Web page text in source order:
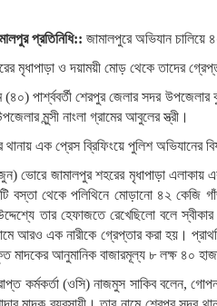
প্রতিনিধি:: জামালপুরে অভিযান চালিয়ে
মৃধাপাড়া ও দয়াময়ী মোড় থেকে তাদের
পার্শ্ববর্তী শেরপুর জেলার সদর
মুন্সী নাংলা গ্রামের আবুলের স্ত্রী।
এক প্রেস ব্রিফিংয়ে পুলিশ অভিযানের
ভোরে জামালপুর শহরের মৃধাপাড়া এলাকায়
বস্তা থেকে পলিথিনে মোড়ানো ৪২ কেজি
তার হেফাজতে রেখেছিলো বলে
আরও এক নারীকে গ্রেপ্তার করা হয়।
মাদকের আনুমানিক বাজারমূল্য ৮ লক্ষ ৪০
কর্মকর্তা (ওসি) নাজমুস সাকিব বলেন,